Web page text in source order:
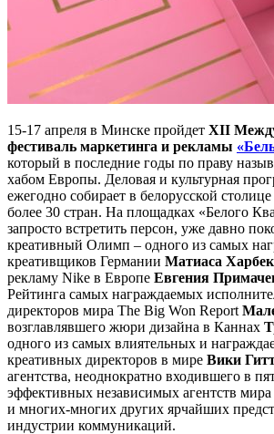
15-17 апреля в Минске пройдет XII
фестиваль маркетинга и рекламы
который в последние годы по праву
хабом Европы. Деловая и культурная
ежегодно собирает в белорусской
более 30 стран. На площадках «Белого
запросто встретить персон, уже давно
креативный Олимп – одного из самых
креативщиков Германии Матиаса
рекламу Nike в Европе Евгения
Рейтинга самых награждаемых
директоров мира The Big Won Report
возглавлявшего жюри дизайна в Каннах
одного из самых влиятельных и
креативных директоров в мире Вики
агентства, неоднократно входившего в
эффективных независимых агентств мира
и многих-многих других ярчайших
индустрии коммуникаций.